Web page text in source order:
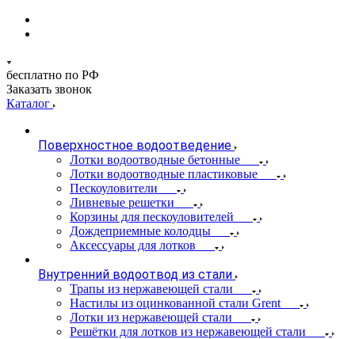
бесплатно по РФ
Заказать звонок
Каталог
Поверхностное водоотведение
Лотки водоотводные бетонные
Лотки водоотводные пластиковые
Пескоуловители
Ливневые решетки
Корзины для пескоуловителей
Дождеприемные колодцы
Аксессуары для лотков
Внутренний водоотвод из стали
Трапы из нержавеющей стали
Настилы из оцинкованной стали Grent
Лотки из нержавеющей стали
Решётки для лотков из нержавеющей стали